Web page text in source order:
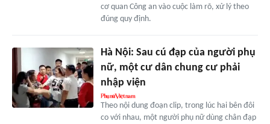
cơ quan Công an vào cuộc làm rõ, xử lý theo
đúng quy định.
Hà Nội: Sau cú đạp của người phụ
nữ, một cư dân chung cư phải
nhập viện
Theo nội dung đoạn clip, trong lúc hai bên đôi
co với nhau, một người phụ nữ dùng chân đạp